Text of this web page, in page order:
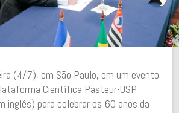
(4/7), em São Paulo, em um evento
Científica Pasteur-USP
inglês) para celebrar os 60 anos da